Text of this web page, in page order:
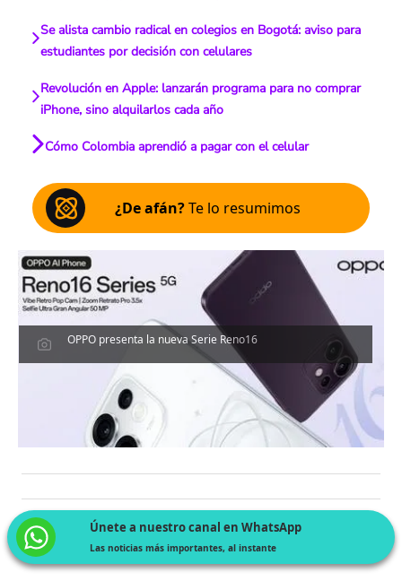
Se alista cambio radical en colegios en Bogotá: aviso para
estudiantes por decisión con celulares
Revolución en Apple: lanzarán programa para no comprar
iPhone, sino alquilarlos cada año
Cómo Colombia aprendió a pagar con el celular
¿De afán?Te lo resumimos
OPPO presenta la nueva Serie Reno16
Únete a nuestro canal en WhatsApp
Las noticias más importantes, al instante